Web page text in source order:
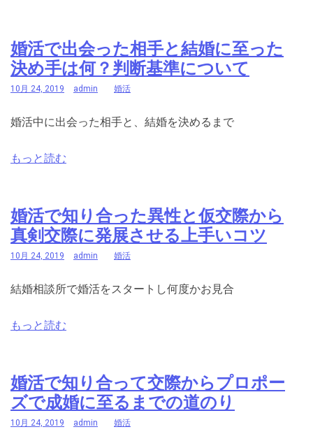
婚活で出会った相手と結婚に至った
決め手は何？判断基準について
10月 24, 2019 admin 婚活
婚活中に出会った相手と、結婚を決めるまで
もっと読む
婚活で知り合った異性と仮交際から
真剣交際に発展させる上手いコツ
10月 24, 2019 admin 婚活
結婚相談所で婚活をスタートし何度かお見合
もっと読む
婚活で知り合って交際からプロポー
ズで成婚に至るまでの道のり
10月 24, 2019 admin 婚活